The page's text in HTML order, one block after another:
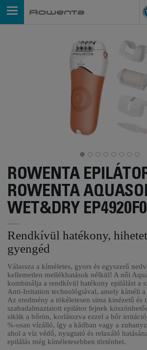
ROWENTA
ROWENTA
WET&DRY EP4920F0
Rendkívül hatékony,
gyengéd
Válassza a kíméletes, gyors és egyszerű
kellemetlen mellékhatások nélkül! A női
kombinálja a rendkívül hatékony epilálást a
Anti-Irritation technológiával, amely kíméli
Az eredmény a tökéletesen sima kinézetű és
szabadalmaztatott epilátor fejnek
siklik a bőrön, korlátozva ezzel a bőr
%-osan vízálló, így a kádban vagy a
ahol a víz védő, nyugtató és relaxáló
epilálás még kíméletesebben történhet.